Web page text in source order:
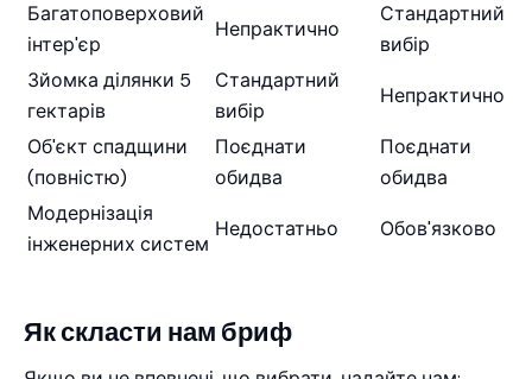
Багатоповерховий
інтер'єр
Непрактично
Стандартний
вибір
Зйомка ділянки 5
гектарів
Стандартний
вибір
Непрактично
Об'єкт спадщини
(повністю)
Поєднати
обидва
Поєднати
обидва
Модернізація
інженерних систем
Недостатньо Обов'язково
Як скласти нам бриф